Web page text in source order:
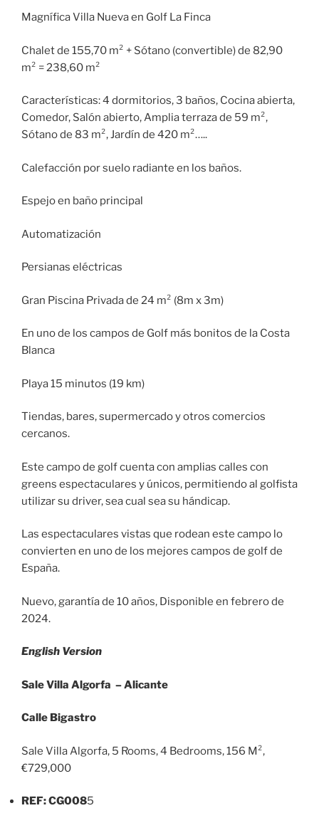
Magnífica Villa Nueva en Golf La Finca
Chalet de 155,70 m² + Sótano (convertible) de 82,90
m² = 238,60 m²
Características: 4 dormitorios, 3 baños, Cocina abierta,
Comedor, Salón abierto, Amplia terraza de 59 m²,
Sótano de 83 m², Jardín de 420 m²…..
Calefacción por suelo radiante en los baños.
Espejo en baño principal
Automatización
Persianas eléctricas
Gran Piscina Privada de 24 m² (8m x 3m)
En uno de los campos de Golf más bonitos de la Costa
Blanca
Playa 15 minutos (19 km)
Tiendas, bares, supermercado y otros comercios
cercanos.
Este campo de golf cuenta con amplias calles con
greens espectaculares y únicos, permitiendo al golfista
utilizar su driver, sea cual sea su hándicap.
Las espectaculares vistas que rodean este campo lo
convierten en uno de los mejores campos de golf de
España.
Nuevo, garantía de 10 años, Disponible en febrero de
2024.
English Version
Sale Villa Algorfa – Alicante
Calle Bigastro
Sale Villa Algorfa, 5 Rooms, 4 Bedrooms, 156 M²,
€729,000
REF: CG0085